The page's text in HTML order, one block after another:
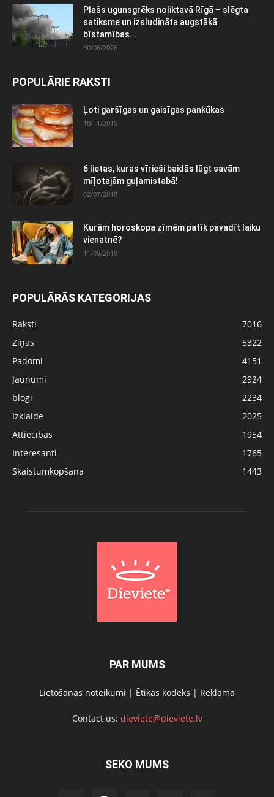
Plašs ugunsgrēks noliktavā Rīgā – slēgta
satiksme un izsludināta augstākā
bīstamības...
30/06/2026
POPULĀRIE RAKSTI
Ļoti garšīgas un gaisīgas pankūkas
18/11/2015
6 lietas, kuras vīrieši baidās lūgt savām
mīļotajām guļamistabā!
02/07/2018
Kurām horoskopa zīmēm patīk pavadīt laiku
vienatnē?
11/09/2019
POPULĀRĀS KATEGORIJAS
Raksti
7016
Ziņas
5322
Padomi
4151
Jaunumi
2924
blogi
2234
Izklaide
2025
Attiecības
1954
Interesanti
1765
Skaistumkopšana
1443
PAR MUMS
Lietošanas noteikumi | Ētikas kodeks | Reklāma
Contact us: dieviete@dieviete.lv
SEKO MUMS